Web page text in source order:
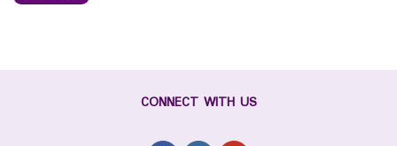
CONNECT WITH US